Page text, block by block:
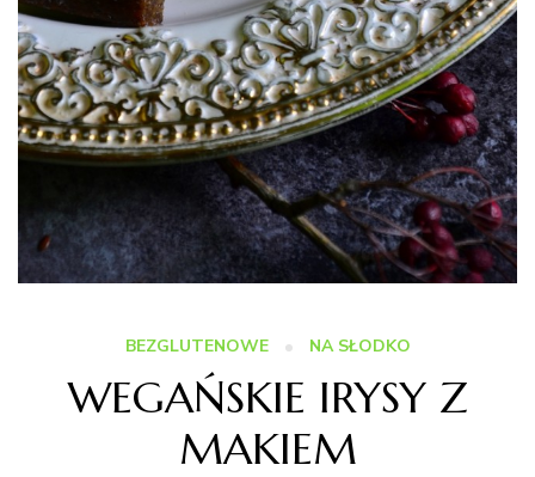
BEZGLUTENOWE NA SŁODKO
WEGAŃSKIE IRYSY Z
MAKIEM